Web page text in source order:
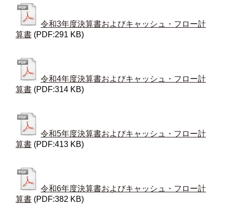
令和3年度決算書およびキャッシュ・フロー計
算書 (PDF:291 KB)
令和4年度決算書およびキャッシュ・フロー計
算書 (PDF:314 KB)
令和5年度決算書およびキャッシュ・フロー計
算書 (PDF:413 KB)
令和6年度決算書およびキャッシュ・フロー計
算書 (PDF:382 KB)